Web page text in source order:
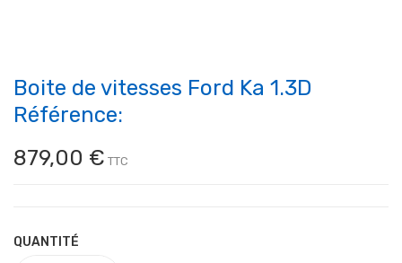
Boite de vitesses Ford Ka 1.3D
Référence:
879,00 € TTC
QUANTITÉ